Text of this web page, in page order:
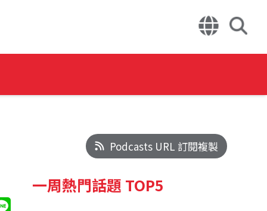
Podcasts URL 訂閱複製
一周熱門話題 TOP5